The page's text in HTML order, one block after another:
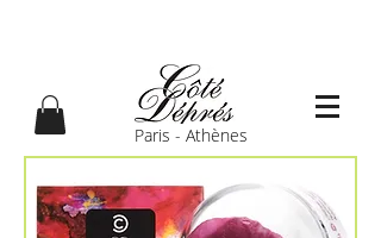
Paris - Athènes